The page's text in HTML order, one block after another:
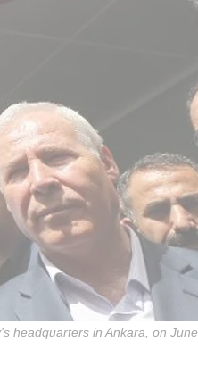
headquarters in Ankara, on June